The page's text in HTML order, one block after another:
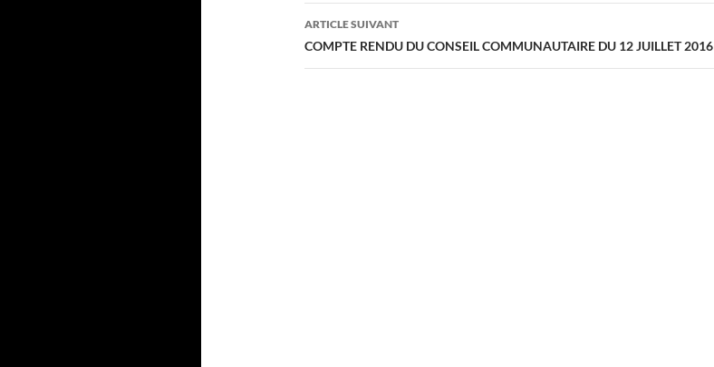
articles
ARTICLE SUIVANT
COMPTE RENDU DU CONSEIL COMMUNAUTAIRE DU 12 JUILLET 2016